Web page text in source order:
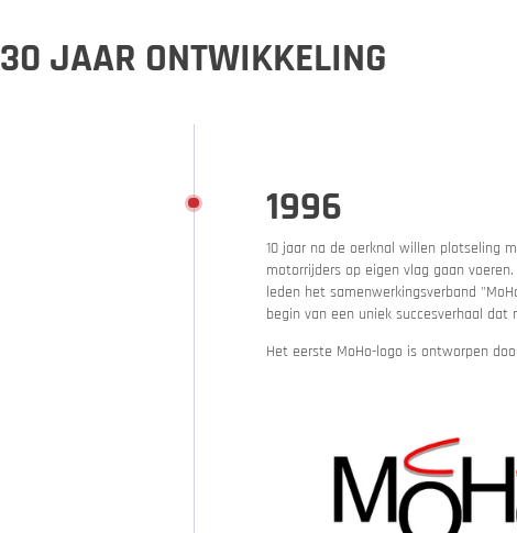
30 JAAR ONTWIKKELING
1996
10 jaar na de oerknal willen plotseling
motorrijders op eigen vlag gaan
leden het samenwerkingsverband
begin van een uniek succesverhaal
Het eerste MoHo-logo is ontworpen